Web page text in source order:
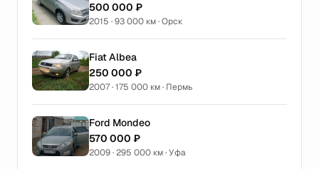
500 000 ₽
2015 · 93 000 км · Орск
Fiat Albea
250 000 ₽
2007 · 175 000 км · Пермь
Ford Mondeo
570 000 ₽
2009 · 295 000 км · Уфа